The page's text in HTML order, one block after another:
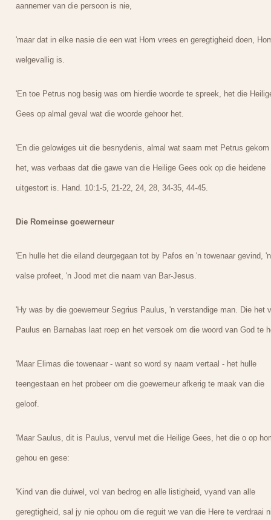
aannemer van die persoon is nie,
'maar dat in elke nasie die een wat Hom vrees en geregtigheid doen,
welgevallig is.
'En toe Petrus nog besig was om hierdie woorde te spreek, het die
Gees op almal geval wat die woorde gehoor het.
'En die gelowiges uit die besnydenis, almal wat saam met Petrus gekom
het, was verbaas dat die gawe van die Heilige Gees ook op die heidene
uitgestort is. Hand. 10:1-5, 21-22, 24, 28, 34-35, 44-45.
Die Romeinse goewerneur
'En hulle het die eiland deurgegaan tot by Pafos en 'n towenaar gevind, 'n
valse profeet, 'n Jood met die naam van Bar-Jesus.
'Hy was by die goewerneur Segrius Paulus, 'n verstandige man. Die het
Paulus en Barnabas laat roep en het versoek om die woord van God te
'Maar Elimas die towenaar - want so word sy naam vertaal - het hulle
teengestaan en het probeer om die goewerneur afkerig te maak van die
geloof.
'Maar Saulus, dit is Paulus, vervul met die Heilige Gees, het die o op
gehou en gese:
'Kind van die duiwel, vol van bedrog en alle listigheid, vyand van alle
geregtigheid, sal jy nie ophou om die reguit we van die Here te verdraai